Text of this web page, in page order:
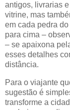
antigos, livrarias
vitrine, mas
em cada pedra
para cima –
– se apaixona
esses detalhes
distância.
Para o viajante
sugestão é
transforme a